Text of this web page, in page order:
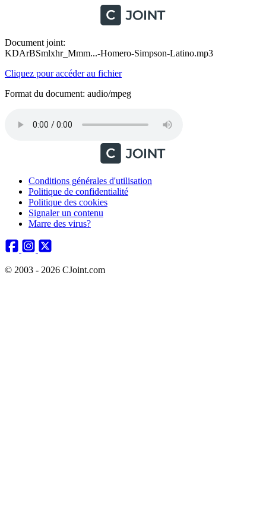
Document joint:
KDArBSmlxhr_Mmm...-Homero-Simpson-Latino.mp3
Cliquez pour accéder au fichier
Format du document: audio/mpeg
Conditions générales d'utilisation
Politique de confidentialité
Politique des cookies
Signaler un contenu
Marre des virus?
© 2003 - 2026 CJoint.com